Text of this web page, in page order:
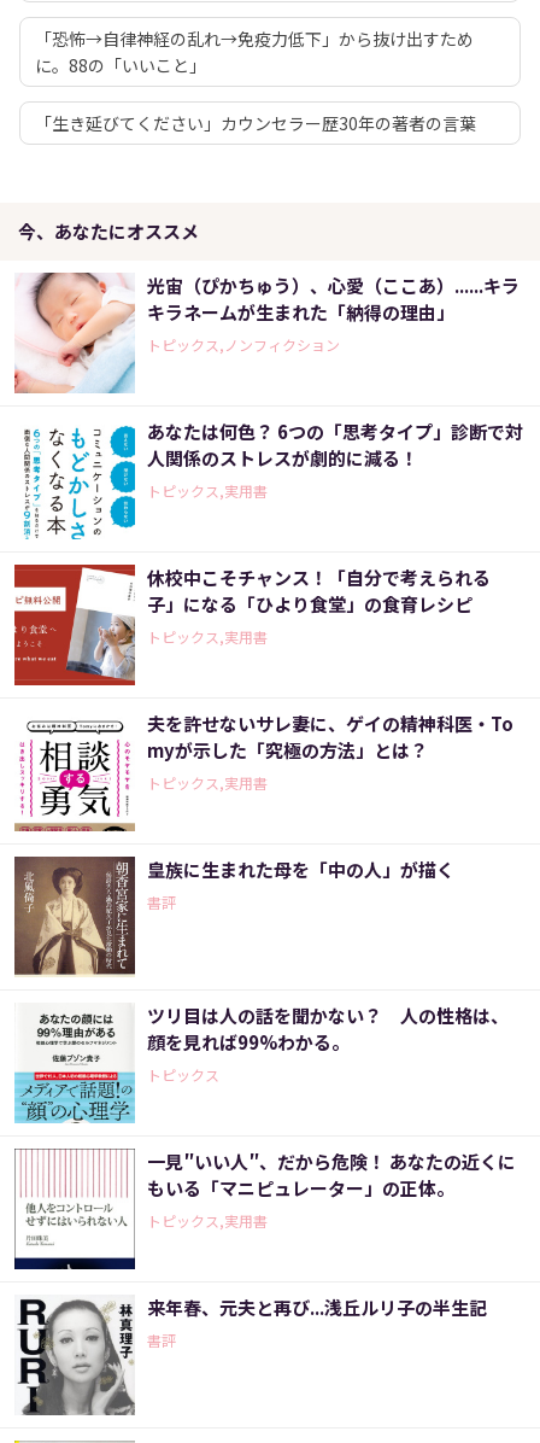
「恐怖→自律神経の乱れ→免疫力低下」から抜け出すため
に。88の「いいこと」
「生き延びてください」カウンセラー歴30年の著者の言葉
今、あなたにオススメ
光宙（ぴかちゅう）、心愛（ここあ）......キラ
キラネームが生まれた「納得の理由」
トピックス,ノンフィクション
あなたは何色？ 6つの「思考タイプ」診断で対
人関係のストレスが劇的に減る！
トピックス,実用書
休校中こそチャンス！「自分で考えられる
子」になる「ひより食堂」の食育レシピ
トピックス,実用書
夫を許せないサレ妻に、ゲイの精神科医・To
myが示した「究極の方法」とは？
トピックス,実用書
皇族に生まれた母を「中の人」が描く
書評
ツリ目は人の話を聞かない？ 人の性格は、
顔を見れば99%わかる。
トピックス
一見″いい人″、だから危険！ あなたの近くに
もいる「マニピュレーター」の正体。
トピックス,実用書
来年春、元夫と再び...浅丘ルリ子の半生記
書評